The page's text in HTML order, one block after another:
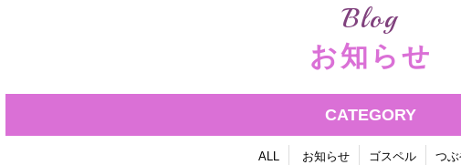
Blog
お知らせ
CATEGORY
ALL お知らせ ゴスペル つ